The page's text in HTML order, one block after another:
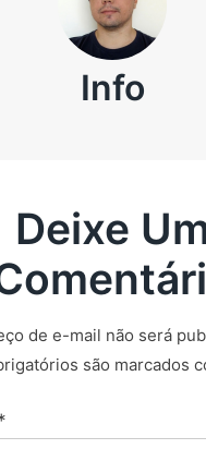
Info
Deixe
de e-mail não será
são marcados